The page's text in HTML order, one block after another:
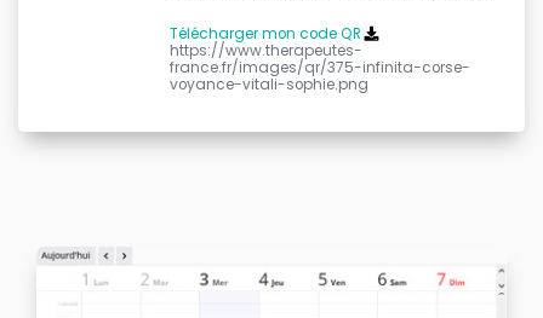
Télécharger mon code QR
https://www.therapeutes-
france.fr/images/qr/375-infinita-corse-
voyance-vitali-sophie.png